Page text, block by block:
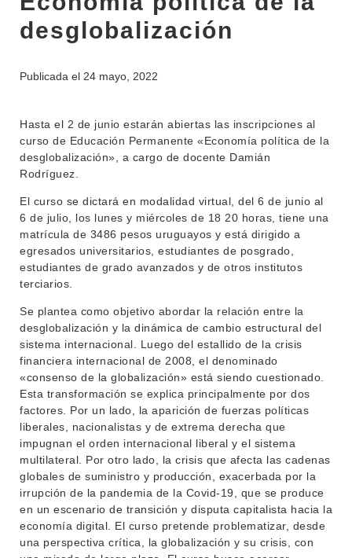
ENSEÑANZA
INVESTIGACIÓN
EXTENSIÓN
SERVICIOS
LLAMADOS
BEDELÍA
EVA FCS
OFERTA DE GRADO
POSGRADOS
EDUCACIÓN PERMANENTE
MOVILIDAD ACADÉMICA
BIBLIOTECA
desglobalización
Publicada el 24 mayo, 2022
Hasta el 2 de junio estarán abiertas las inscripciones al
curso de Educación Permanente «Economía política de la
desglobalización», a cargo de docente Damián
Rodríguez.
El curso se dictará en modalidad virtual, del 6 de junio al
6 de julio, los lunes y miércoles de 18 20 horas, tiene una
matrícula de 3486 pesos uruguayos y está dirigido a
egresados universitarios, estudiantes de posgrado,
estudiantes de grado avanzados y de otros institutos
terciarios.
Se plantea como objetivo abordar la relación entre la
desglobalización y la dinámica de cambio estructural del
sistema internacional. Luego del estallido de la crisis
financiera internacional de 2008, el denominado
«consenso de la globalización» está siendo cuestionado.
Esta transformación se explica principalmente por dos
factores. Por un lado, la aparición de fuerzas políticas
liberales, nacionalistas y de extrema derecha que
impugnan el orden internacional liberal y el sistema
multilateral. Por otro lado, la crisis que afecta las cadenas
globales de suministro y producción, exacerbada por la
irrupción de la pandemia de la Covid-19, que se produce
en un escenario de transición y disputa capitalista hacia la
economía digital. El curso pretende problematizar, desde
una perspectiva crítica, la globalización y su crisis, con